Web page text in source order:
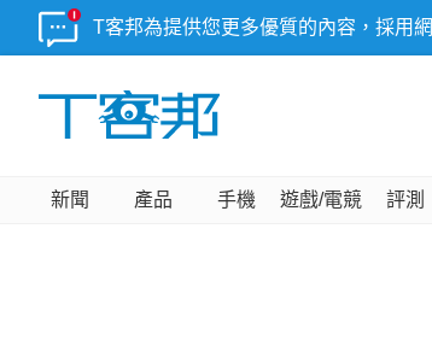
T客邦為提供您更多優質的內容，採用
新聞 產品 手機 遊戲/電競 評測